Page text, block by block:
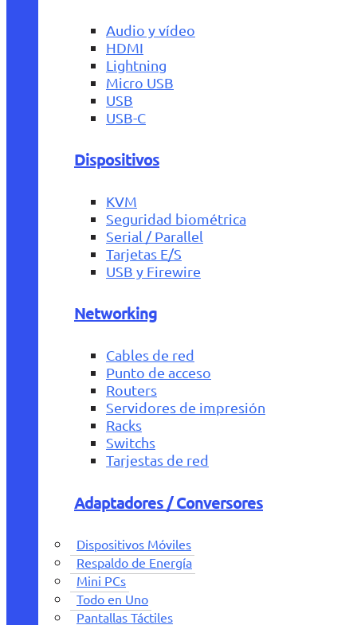
Audio y vídeo
HDMI
Lightning
Micro USB
USB
USB-C
Dispositivos
KVM
Seguridad biométrica
Serial / Parallel
Tarjetas E/S
USB y Firewire
Networking
Cables de red
Punto de acceso
Routers
Servidores de impresión
Racks
Switchs
Tarjestas de red
Adaptadores / Conversores
Dispositivos Móviles
Respaldo de Energía
Mini PCs
Todo en Uno
Pantallas Táctiles